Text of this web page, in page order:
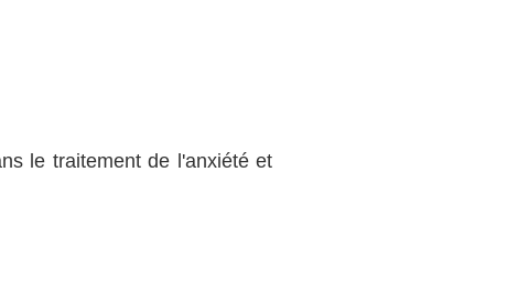
le traitement de l'anxiété et